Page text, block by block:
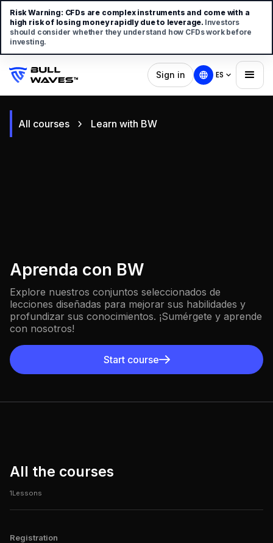
Sign in ES
All courses Learn with BW
Aprenda con BW
Explore nuestros conjuntos seleccionados de
lecciones diseñadas para mejorar sus habilidades y
profundizar sus conocimientos. ¡Sumérgete y aprende
con nosotros!
Start course
All the courses
1Lessons
Registration
Risk Warning: CFDs are complex instruments and come with a
high risk of losing money rapidly due to leverage. Investors
should consider whether they understand how CFDs work before
investing.